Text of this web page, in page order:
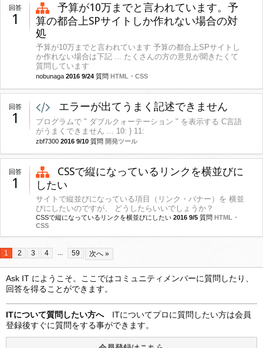
回答
1
予算が10万までと言われています。予
算の都合上SPサイトしか作れない場合の対
処
予算が10万までと言われています 予算の都合上SPサイトし
か作れない場合は下記 ... たくさんの方の意見が聞きたくて
質問しています
nobunaga 2016 9/24 質問 HTML・CSS
回答
1
エラーが出てうまく記述できません
プログラムで " ダブルクォーテーション " を表示する C言語
がうまくできません ... 10: } 11:
zbf7300 2016 9/10 質問 開発ツール
回答
1
CSSで縦になっているリンクを横並びに
したい
サイトで縦並びになっている項目（リンク・バナー）を 横並
びにしたいのですが、 どうしたらいいでしょうか？
CSSで縦になっているリンクを横並びにしたい 2016 9/5 質問 HTML・
CSS
1 2 3 4 ... 59 次へ »
Ask IT にようこそ。ここではコミュニティメンバーに質問したり、
回答を得ることができます。
ITについて質問したい方へITについてプロに質問したい方は会員
登録後すぐに質問をする事ができます。